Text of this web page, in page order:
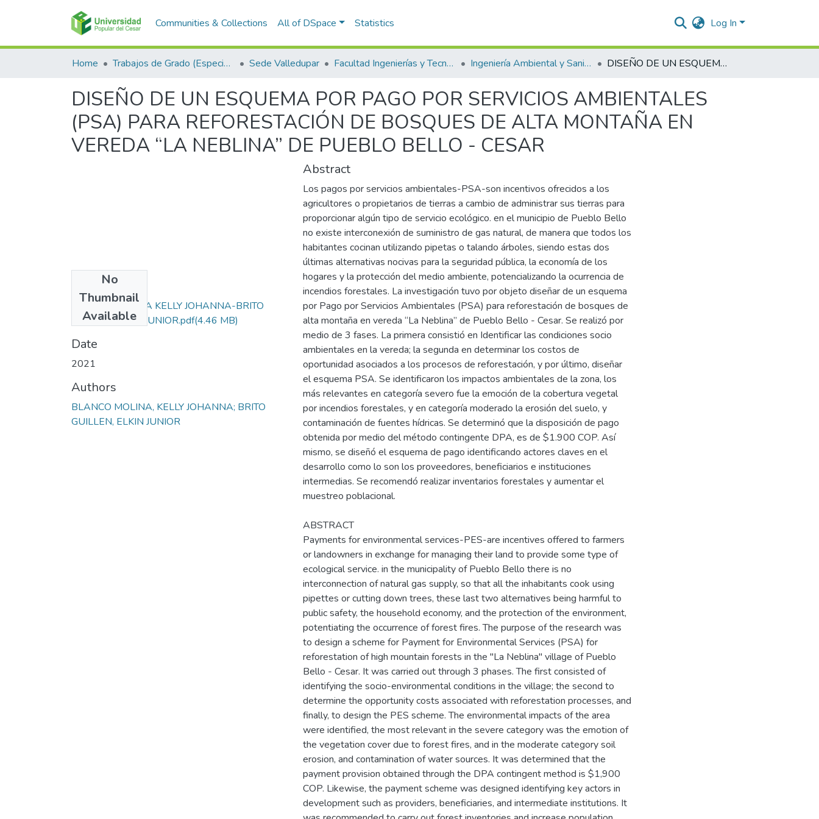
Communities & Collections All of DSpace Statistics Log In
Home Trabajos de Grado (Especializaciones y Pregrados) Sede Valledupar Facultad Ingenierías y Tecnologías Ingeniería Ambiental y Sanitaria. DISEÑO DE UN ESQUEMA POR PAGO POR SERVICIOS AMBIENTALES (PSA) PARA REFORESTACIÓN DE BOSQUES DE ALTA MONTAÑA EN VEREDA “LA NEBLINA” DE PUEBLO BELLO - CESAR
DISEÑO DE UN ESQUEMA POR PAGO POR SERVICIOS AMBIENTALES
(PSA) PARA REFORESTACIÓN DE BOSQUES DE ALTA MONTAÑA EN
VEREDA “LA NEBLINA” DE PUEBLO BELLO - CESAR
No
Thumbnail
Available
BLANCO MOLINA KELLY JOHANNA-BRITO
GUILLEN ELKIN JUNIOR.pdf(4.46 MB)
Date
2021
Authors
BLANCO MOLINA, KELLY JOHANNA; BRITO
GUILLEN, ELKIN JUNIOR
Abstract
Los pagos por servicios ambientales-PSA-son incentivos ofrecidos a los
agricultores o propietarios de tierras a cambio de administrar sus tierras para
proporcionar algún tipo de servicio ecológico. en el municipio de Pueblo Bello
no existe interconexión de suministro de gas natural, de manera que todos los
habitantes cocinan utilizando pipetas o talando árboles, siendo estas dos
últimas alternativas nocivas para la seguridad pública, la economía de los
hogares y la protección del medio ambiente, potencializando la ocurrencia de
incendios forestales. La investigación tuvo por objeto diseñar de un esquema
por Pago por Servicios Ambientales (PSA) para reforestación de bosques de
alta montaña en vereda “La Neblina” de Pueblo Bello - Cesar. Se realizó por
medio de 3 fases. La primera consistió en Identificar las condiciones socio
ambientales en la vereda; la segunda en determinar los costos de
oportunidad asociados a los procesos de reforestación, y por último, diseñar
el esquema PSA. Se identificaron los impactos ambientales de la zona, los
más relevantes en categoría severo fue la emoción de la cobertura vegetal
por incendios forestales, y en categoría moderado la erosión del suelo, y
contaminación de fuentes hídricas. Se determinó que la disposición de pago
obtenida por medio del método contingente DPA, es de $1.900 COP. Así
mismo, se diseñó el esquema de pago identificando actores claves en el
desarrollo como lo son los proveedores, beneficiarios e instituciones
intermedias. Se recomendó realizar inventarios forestales y aumentar el
muestreo poblacional.
ABSTRACT
Payments for environmental services-PES-are incentives offered to farmers
or landowners in exchange for managing their land to provide some type of
ecological service. in the municipality of Pueblo Bello there is no
interconnection of natural gas supply, so that all the inhabitants cook using
pipettes or cutting down trees, these last two alternatives being harmful to
public safety, the household economy, and the protection of the environment,
potentiating the occurrence of forest fires. The purpose of the research was
to design a scheme for Payment for Environmental Services (PSA) for
reforestation of high mountain forests in the "La Neblina" village of Pueblo
Bello - Cesar. It was carried out through 3 phases. The first consisted of
identifying the socio-environmental conditions in the village; the second to
determine the opportunity costs associated with reforestation processes, and
finally, to design the PES scheme. The environmental impacts of the area
were identified, the most relevant in the severe category was the emotion of
the vegetation cover due to forest fires, and in the moderate category soil
erosion, and contamination of water sources. It was determined that the
payment provision obtained through the DPA contingent method is $1,900
COP. Likewise, the payment scheme was designed identifying key actors in
development such as providers, beneficiaries, and intermediate institutions. It